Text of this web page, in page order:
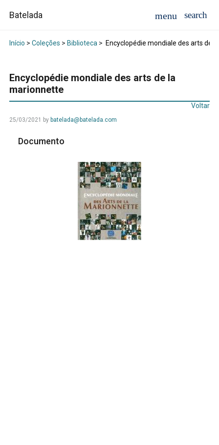
Batelada
Início > Coleções > Biblioteca> Encyclopédie mondiale des arts de
Encyclopédie mondiale des arts de la
marionnette
Voltar
25/03/2021 by batelada@batelada.com
Documento